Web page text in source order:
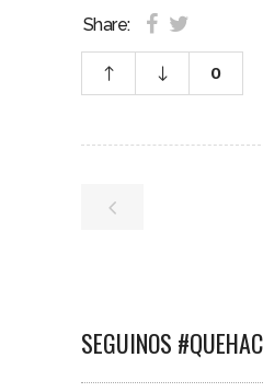
Share:
0
SEGUINOS